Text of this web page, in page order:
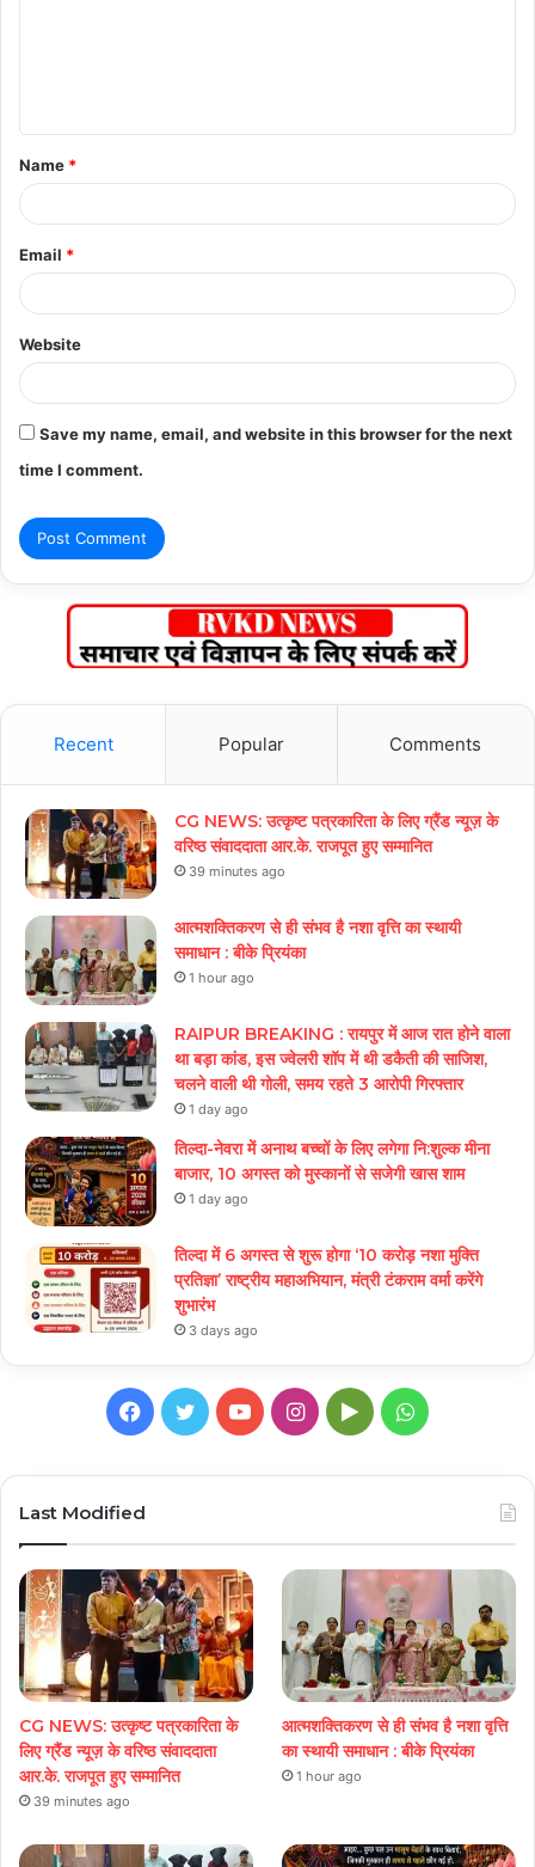
t
*
Name *
Email *
Website
Save my name, email, and website in this browser for the next
time I comment.
Recent Popular Comments
CG NEWS: उत्कृष्ट पत्रकारिता के लिए ग्रैंड न्यूज़ के
वरिष्ठ संवाददाता आर.के. राजपूत हुए सम्मानित
39 minutes ago
आत्मशक्तिकरण से ही संभव है नशा वृत्ति का स्थायी
समाधान : बीके प्रियंका
1 hour ago
RAIPUR BREAKING : रायपुर में आज रात होने वाला
था बड़ा कांड, इस ज्वेलरी शॉप में थी डकैती की साजिश,
चलने वाली थी गोली, समय रहते 3 आरोपी गिरफ्तार
1 day ago
तिल्दा-नेवरा में अनाथ बच्चों के लिए लगेगा नि:शुल्क मीना
बाजार, 10 अगस्त को मुस्कानों से सजेगी खास शाम
1 day ago
तिल्दा में 6 अगस्त से शुरू होगा ‘10 करोड़ नशा मुक्ति
प्रतिज्ञा’ राष्ट्रीय महाअभियान, मंत्री टंकराम वर्मा करेंगे
शुभारंभ
3 days ago
Facebook
TwitterYouTubeInstagram
GoogleWhatsApp
Last Modified
CG NEWS: उत्कृष्ट पत्रकारिता के
लिए ग्रैंड न्यूज़ के वरिष्ठ संवाददाता
आर.के. राजपूत हुए सम्मानित
39 minutes ago
आत्मशक्तिकरण से ही संभव है नशा वृत्ति
का स्थायी समाधान : बीके प्रियंका
1 hour ago